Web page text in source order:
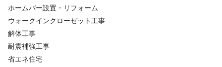
ホームバー設置・リフォーム
ウォークインクローゼット工事
解体工事
耐震補強工事
省エネ住宅